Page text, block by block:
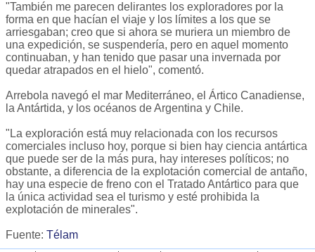
"También me parecen delirantes los exploradores por la
forma en que hacían el viaje y los límites a los que se
arriesgaban; creo que si ahora se muriera un miembro de
una expedición, se suspendería, pero en aquel momento
continuaban, y han tenido que pasar una invernada por
quedar atrapados en el hielo", comentó.
Arrebola navegó el mar Mediterráneo, el Ártico Canadiense,
la Antártida, y los océanos de Argentina y Chile.
"La exploración está muy relacionada con los recursos
comerciales incluso hoy, porque si bien hay ciencia antártica
que puede ser de la más pura, hay intereses políticos; no
obstante, a diferencia de la explotación comercial de antaño,
hay una especie de freno con el Tratado Antártico para que
la única actividad sea el turismo y esté prohibida la
explotación de minerales".
Fuente: Télam